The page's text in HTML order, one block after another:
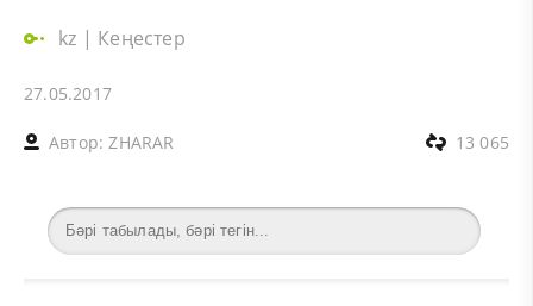
kz | Кеңестер
27.05.2017
Автор:ZHARAR 13 065